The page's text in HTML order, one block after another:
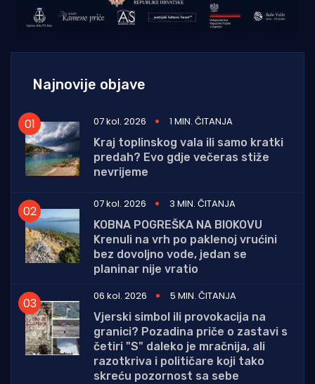
Najnovije objave
07 kol. 2026
1 MIN. ČITANJA
Kraj toplinskog vala ili samo kratki
predah? Evo gdje večeras stiže
nevrijeme
07 kol. 2026
3 MIN. ČITANJA
KOBNA POGREŠKA NA BIOKOVU
Krenuli na vrh po paklenoj vrućini
bez dovoljno vode, jedan se
planinar nije vratio
06 kol. 2026
5 MIN. ČITANJA
Vjerski simbol ili provokacija na
granici? Pozadina priče o zastavi s
četiri "S" daleko je mračnija, ali
razotkriva i političare koji tako
skreću pozornost sa sebe